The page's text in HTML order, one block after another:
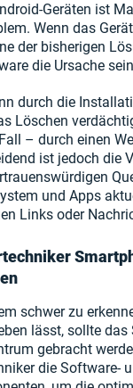
Geräten ist
Wenn das
der bisherigen
die Ursache
durch die
Löschen
– durch einen
ist jedoch die
und Apps
Links oder
schwer zu
lässt, sollte das
gebracht
die Software-